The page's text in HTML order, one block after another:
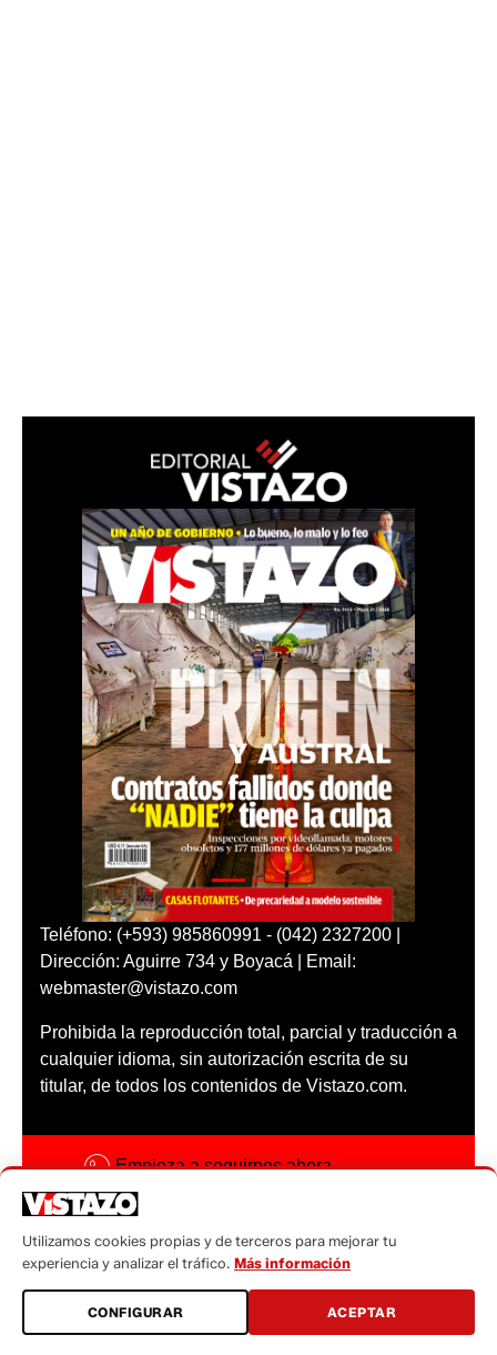
Teléfono: (+593) 985860991 - (042) 2327200 |
Dirección: Aguirre 734 y Boyacá | Email:
webmaster@vistazo.com
Prohibida la reproducción total, parcial y traducción a
cualquier idioma, sin autorización escrita de su
titular, de todos los contenidos de Vistazo.com.
Empieza a seguirnos ahora
Código ética
Sugerencias a:
sugerencias@vistazo.com
Utilizamos cookies propias y de terceros para mejorar tu
experiencia y analizar el tráfico. Más información
CONFIGURAR ACEPTAR